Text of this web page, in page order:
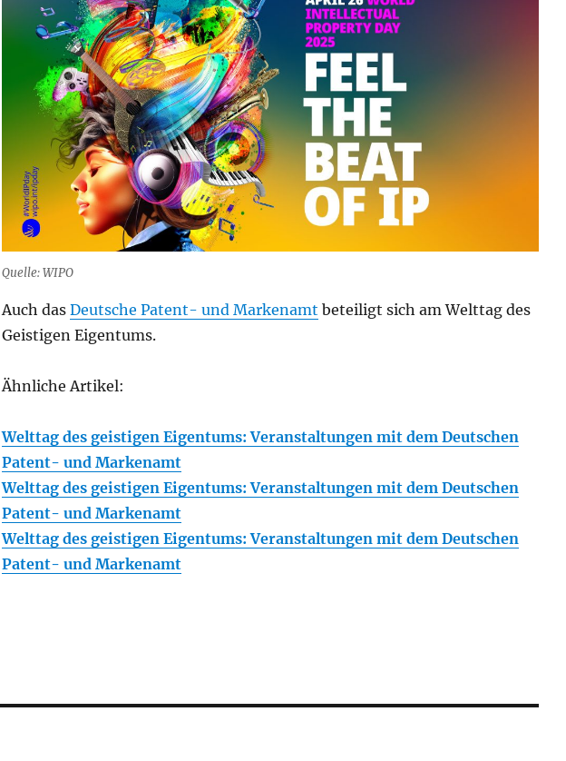
Quelle: WIPO
Auch das Deutsche Patent- und Markenamt beteiligt sich am Welttag des
Geistigen Eigentums.
Ähnliche Artikel:
Welttag des geistigen Eigentums: Veranstaltungen mit dem Deutschen
Patent- und Markenamt
Welttag des geistigen Eigentums: Veranstaltungen mit dem Deutschen
Patent- und Markenamt
Welttag des geistigen Eigentums: Veranstaltungen mit dem Deutschen
Patent- und Markenamt